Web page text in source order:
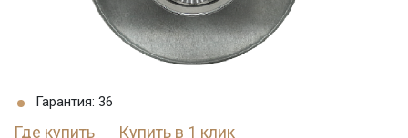
Гарантия: 36
Где купить
Купить в 1 клик